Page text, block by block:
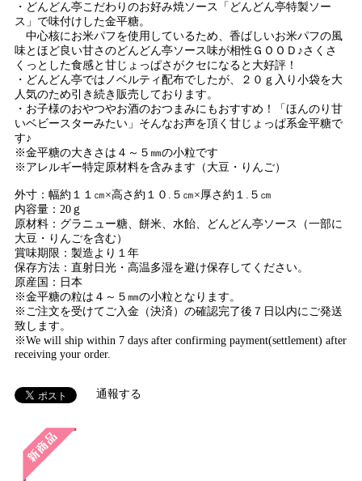
・どんどん亭こだわりのお好み焼ソース「どんどん亭特製ソー
ス」で味付けした金平糖。
中心核にお米パフを使用しているため、香ばしいお米パフの風
味とほど良い甘さのどんどん亭ソース味が相性ＧＯＯＤ♪さくさ
くっとした食感と甘じょっぱさがクセになると大好評！
・どんどん亭ではノベルティ配布でしたが、２０ｇ入り小袋を大
人気のため引き続き販売しております。
・お子様のおやつやお酒のおつまみにもおすすめ！「ほんのり甘
いベビースターみたい」そんなお声を頂く甘じょっぱ系金平糖で
す♪
※金平糖の大きさは４～５㎜の小粒です
※アレルギー特定原材料を含みます（大豆・りんご）
外寸：幅約１１㎝×高さ約１０.５㎝×厚さ約１.５㎝
内容量：20ｇ
原材料：グラニュー糖、餅米、水飴、どんどん亭ソース（一部に
大豆・りんごを含む）
賞味期限：製造より１年
保存方法：直射日光・高温多湿を避け保存してください。
原産国：日本
※金平糖の粒は４～５㎜の小粒となります。
※ご注文を受けてご入金（決済）の確認完了後７日以内にご発送
致します。
※We will ship within 7 days after confirming payment(settlement) after
receiving your order.
通報する